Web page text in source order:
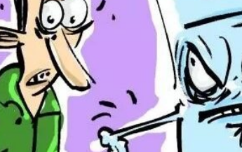
a
Urbanitários participam de
reunião do Comitê de
Saneamento do ConCidades
16 de junho de 2026